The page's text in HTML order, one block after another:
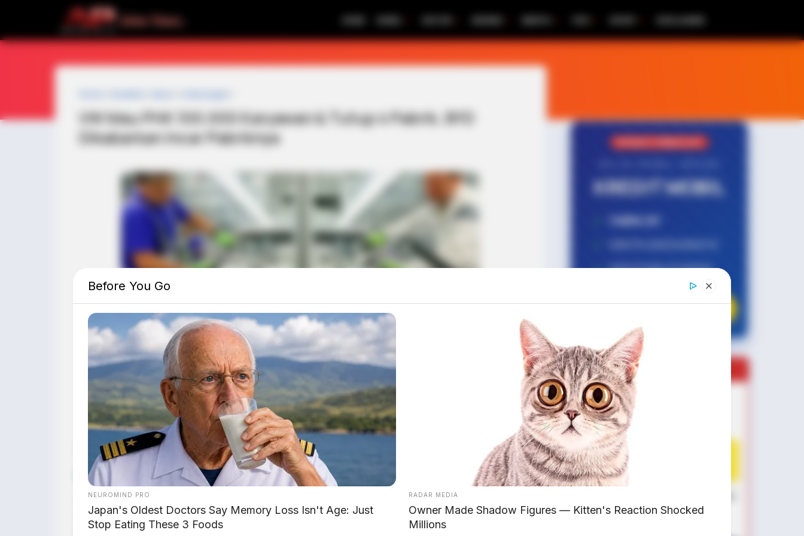
VW Mau PHK 100.000 Karyawan & Tutup 4 Pabrik, BYD
Dikabarkan Incar Pabriknya
Suasana produksi di pabrik Volkswagen – restrukturisasi terbesar sepanjang sejarah akan mempengaruhi
ribuan pekerja
Dipublikasikan:4 Juli 2026 |Editor: Tim AP Motor
🚗 RESTRUKTURISASI TERBESAR VW
Volkswagen dikabarkan tengah menyiapkan restrukturisasi terbesar sepanjang 89 tahun
sejarah perusahaan, meliputi pemutusan hubungan kerja hingga 100.000 karyawan dan
KREDIT MOBIL
✔ GRATIS BALIK NAMA
PROMO MINGGU INI
KREDIT MOTOR
SEMUA MEREK
100RB
✅ Proses 1 Jam Langsung ACC
Before You Go
NEUROMIND PRO
Japan's Oldest Doctors Say Memory Loss Isn't Age: Just
Stop Eating These 3 Foods
RADAR MEDIA
Owner Made Shadow Figures — Kitten's Reaction Shocked
Millions